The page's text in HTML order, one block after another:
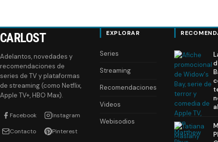
CARLOST
Adelantos, novedades y
recomendaciones de
series de TV y plataformas
de streaming (como Netflix,
Apple TV+, HBO Max).
Facebook Instagram
Contacto Pinterest
EXPLORAR
Series
Streaming
Recomendaciones
Videos
Webisodios